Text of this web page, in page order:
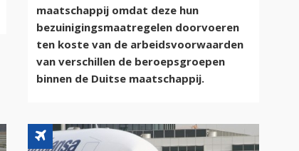
maatschappij omdat deze hun
bezuinigingsmaatregelen doorvoeren
ten koste van de arbeidsvoorwaarden
van verschillen de beroepsgroepen
binnen de Duitse maatschappij.